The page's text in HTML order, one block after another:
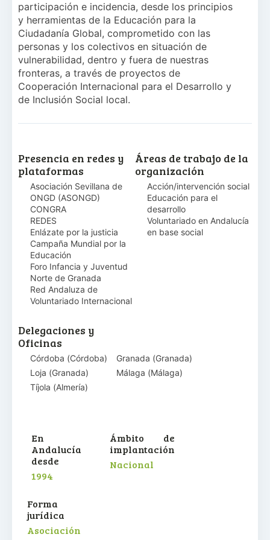
participación e incidencia, desde los principios
y herramientas de la Educación para la
Ciudadanía Global, comprometido con las
personas y los colectivos en situación de
vulnerabilidad, dentro y fuera de nuestras
fronteras, a través de proyectos de
Cooperación Internacional para el Desarrollo y
de Inclusión Social local.
Presencia en redes y
plataformas
Asociación Sevillana de
ONGD (ASONGD)
CONGRA
REDES
Enlázate por la justicia
Campaña Mundial por la
Educación
Foro Infancia y Juventud
Norte de Granada
Red Andaluza de
Voluntariado Internacional
Áreas de trabajo de la
organización
Acción/intervención social
Educación para el
desarrollo
Voluntariado en Andalucía
en base social
Delegaciones y
Oficinas
Córdoba (Córdoba) Granada (Granada)
Loja (Granada) Málaga (Málaga)
Tíjola (Almería)
En
Andalucía
desde
1994
Ámbito de
implantación
Nacional
Forma
jurídica
Asociación